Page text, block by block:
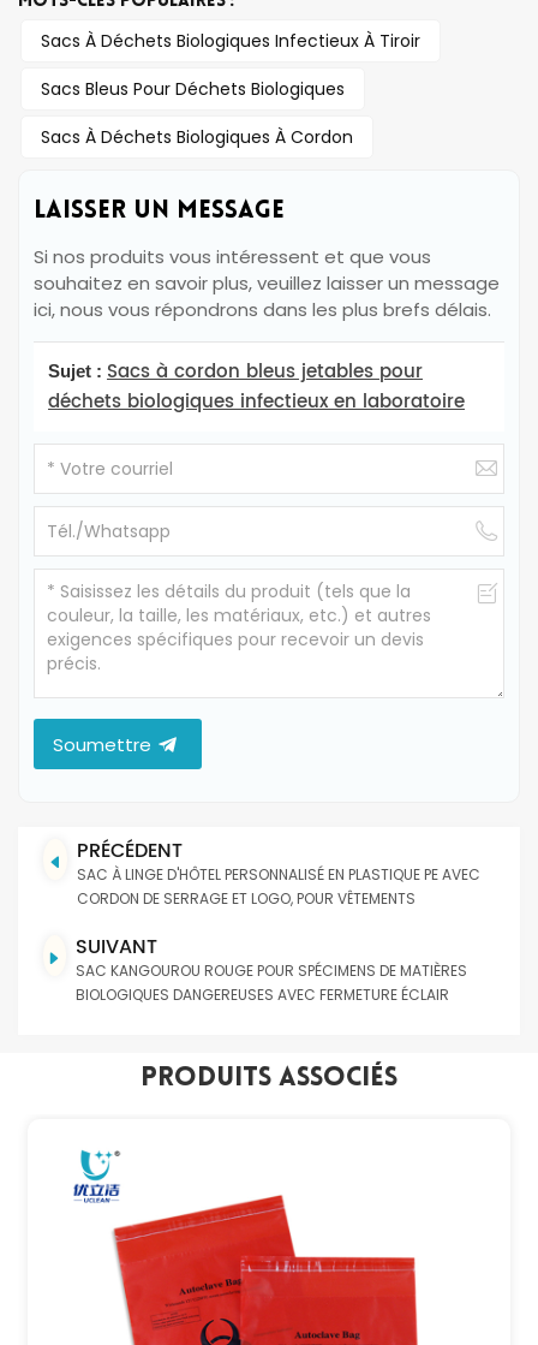
Sacs À Déchets Biologiques Infectieux À Tiroir
Sacs Bleus Pour Déchets Biologiques
Sacs À Déchets Biologiques À Cordon
LAISSER UN MESSAGE
Si nos produits vous intéressent et que vous
souhaitez en savoir plus, veuillez laisser un message
ici, nous vous répondrons dans les plus brefs délais.
Sujet : Sacs à cordon bleus jetables pour
déchets biologiques infectieux en laboratoire
Soumettre
PRÉCÉDENT
SAC À LINGE D'HÔTEL PERSONNALISÉ EN PLASTIQUE PE AVEC
CORDON DE SERRAGE ET LOGO, POUR VÊTEMENTS
SUIVANT
SAC KANGOUROU ROUGE POUR SPÉCIMENS DE MATIÈRES
BIOLOGIQUES DANGEREUSES AVEC FERMETURE ÉCLAIR
Produits Associés